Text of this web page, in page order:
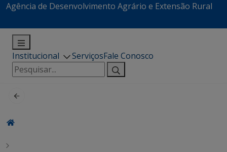
Agência de Desenvolvimento Agrário e Extensão Rural
Institucional ServiçosFale Conosco
Pesquisar
por: